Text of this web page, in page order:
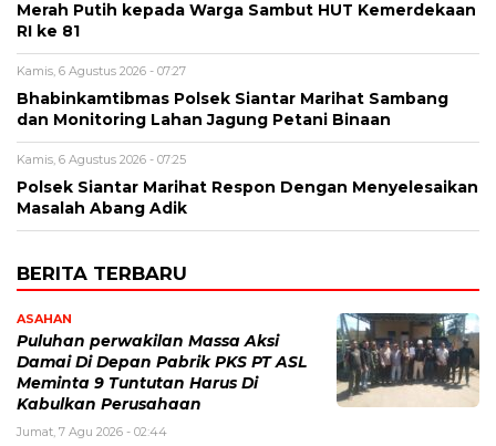
Merah Putih kepada Warga Sambut HUT Kemerdekaan
RI ke 81
Kamis, 6 Agustus 2026 - 07:27
Bhabinkamtibmas Polsek Siantar Marihat Sambang
dan Monitoring Lahan Jagung Petani Binaan
Kamis, 6 Agustus 2026 - 07:25
Polsek Siantar Marihat Respon Dengan Menyelesaikan
Masalah Abang Adik
BERITA TERBARU
ASAHAN
Puluhan perwakilan Massa Aksi
Damai Di Depan Pabrik PKS PT ASL
Meminta 9 Tuntutan Harus Di
Kabulkan Perusahaan
Jumat, 7 Agu 2026 - 02:44